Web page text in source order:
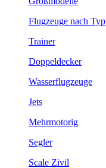
Flugzeuge nach Typ
Trainer
Doppeldecker
Wasserflugzeuge
Jets
Mehrmotorig
Segler
Scale Zivil